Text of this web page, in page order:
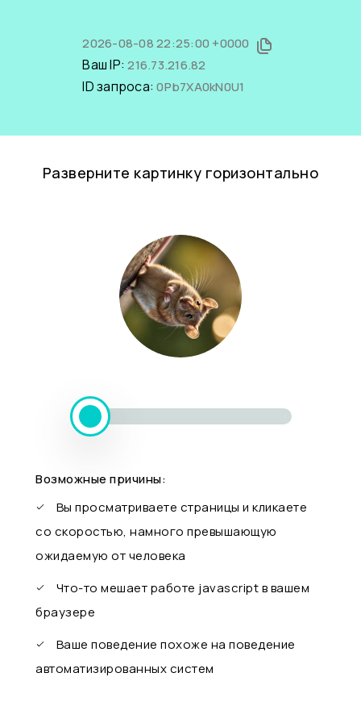
2026-08-08 22:25:00 +0000
Ваш IP:216.73.216.82
ID запроса:0Pb7XA0kN0U1
Разверните картинку горизонтально
Возможные причины:
Вы просматриваете страницы и кликаете
со скоростью, намного превышающую
ожидаемую от человека
Что-то мешает работе javascript в вашем
браузере
Ваше поведение похоже на поведение
автоматизированных систем